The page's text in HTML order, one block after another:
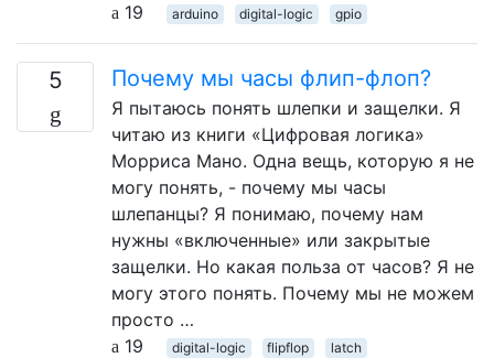
19
arduino digital-logic gpio
5 Почему мы часы флип-флоп?
Я пытаюсь понять шлепки и защелки. Я
читаю из книги «Цифровая логика»
Морриса Мано. Одна вещь, которую я не
могу понять, - почему мы часы
шлепанцы? Я понимаю, почему нам
нужны «включенные» или закрытые
защелки. Но какая польза от часов? Я не
могу этого понять. Почему мы не можем
просто …
19
digital-logic flipflop latch